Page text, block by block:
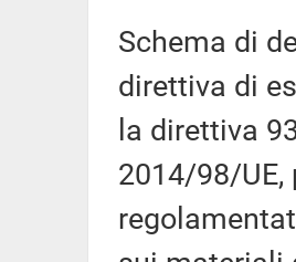
Schema di
direttiva di
la direttiva
2014/98/